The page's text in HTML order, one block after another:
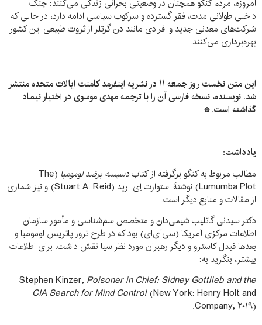
امروزه، مردم کنگو همچنان در وضعیتی بحرانی زندگی می‌کنند: جنگ
داخلی طولانی ‌مدت، فقر گسترده و سرکوب سیاسی ادامه دارد، در حالی که
شرکت‌های معدنی جدید و افرادی مانند دن گرتلر از ثروت طبیعی این کشور
بهره‌برداری می‌کنند.
این متن نخست روز جمعه ۱۱ در نشریه اینفرمد کامنت ایالات متحده منتشر
شد. نویسنده، نسخه فارسی آن را با ترجمه مهدی موسوی در اختیار نیماد
گذاشته است.*
یادداشت:
مطالب مربوط به کنگو برگرفته از کتابدسیسه برضد لومومبا (The
Lumumba Plot) نوشتهٔ استوارت اِی. رید (Stuart A. Reid) و نیز شماری
از مقالات و منابع دیگر است.
دکتر سیدنی گاتلیب شیمی‌دان و متخصص سم‌شناسی و مأمور سازمان
اطلاعات مرکزی آمریکا (سی‌آی‌ای) بود که در طرح ترور پاتریس لومومبا و
بعدها فیدل کاسترو و دیگر رهبران مورد نظر سیا نقش داشت. برای اطلاعات
بیشتر، بنگرید به:
Stephen Kinzer, Poisoner in Chief: Sidney Gottlieb and the
CIA Search for Mind Control(New York: Henry Holt and
Company, 2019).